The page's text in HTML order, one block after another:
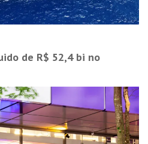
de R$ 52,4 bi no